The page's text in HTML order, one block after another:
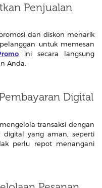
Penjualan
dan diskon menarik
untuk memesan
ini secara langsung
Anda.
Digital
transaksi dengan
digital yang aman, seperti
perlu repot menangani